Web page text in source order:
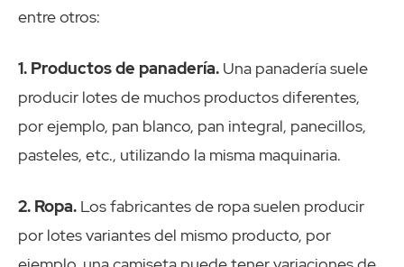
entre otros:
1. Productos de panadería. Una panadería suele
producir lotes de muchos productos diferentes,
por ejemplo, pan blanco, pan integral, panecillos,
pasteles, etc., utilizando la misma maquinaria.
2. Ropa. Los fabricantes de ropa suelen producir
por lotes variantes del mismo producto, por